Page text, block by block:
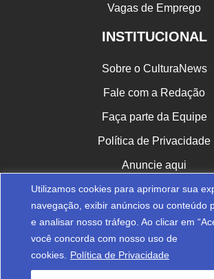
Utilizamos cookies para aprimorar sua
navegação, exibir anúncios ou conteúdo
e analisar nosso tráfego. Ao clicar em
você concorda com nosso uso de
cookies.
Política de Privacidade
Vagas de Emprego
INSTITUCIONAL
Sobre o CulturaNews
Fale com a Redação
Faça parte da Equipe
Política de Privacidade
Anuncie aqui
CULTURA NAS